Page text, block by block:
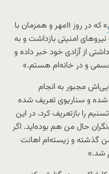
» که در روز ۱۱مهر و همزمان با
امنیتی بازداشت و به
از آزادی خود خبر داده و
و در خانه‌ام هستم.»
مجبور به انجام
شده و سناریوی تعریف شده
را بازتعریف کرد، در این
حال من هم بوده‌اید. اگر
گذشته و زیسته‌ام اهانت
شد.»